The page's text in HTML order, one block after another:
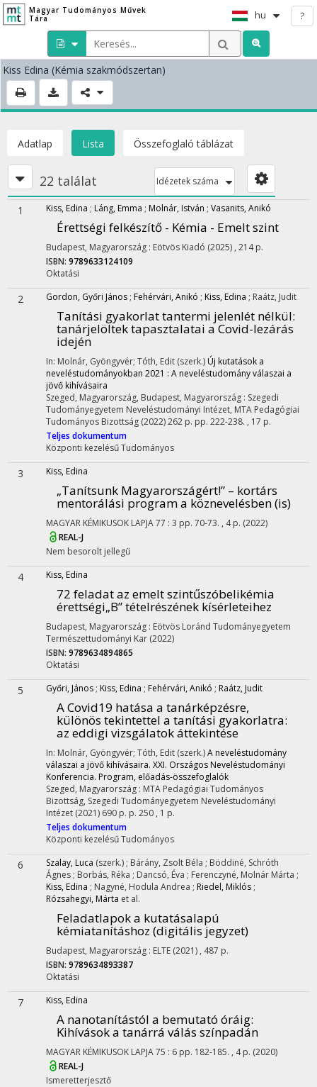
Magyar Tudományos Művek
Tára
hu ?
Kiss Edina (Kémia szakmódszertan)
Adatlap Lista Összefoglaló táblázat
22 találat Idézetek száma
1 Kiss, Edina ; Láng, Emma ; Molnár, István ; Vasanits, Anikó
Érettségi felkészítő - Kémia - Emelt szint
Budapest, Magyarország : Eötvös Kiadó (2025) , 214 p.
ISBN: 9789633124109
Oktatási
2 Gordon, Győri János ; Fehérvári, Anikó ; Kiss, Edina ; Raátz, Judit
Tanítási gyakorlat tantermi jelenlét nélkül:
tanárjelöltek tapasztalatai a Covid-lezárás
idején
In: Molnár, Gyöngyvér; Tóth, Edit (szerk.) Új kutatások a
neveléstudományokban 2021 : A neveléstudomány válaszai a
jövő kihívásaira
Szeged, Magyarország, Budapest, Magyarország : Szegedi
Tudományegyetem Neveléstudományi Intézet, MTA Pedagógiai
Tudományos Bizottság (2022)262 p. pp. 222-238. , 17 p.
Teljes dokumentum
Központi kezelésűTudományos
3 Kiss, Edina
„Tanítsunk Magyarországért!” – kortárs
mentorálási program a köznevelésben (is)
MAGYAR KÉMIKUSOK LAPJA77 : 3 pp. 70-73. , 4 p. (2022)
REAL-J
Nem besorolt jellegű
4 Kiss, Edina
72 feladat az emelt szintűszóbelikémia
érettségi„B” tételrészének kísérleteihez
Budapest, Magyarország : Eötvös Loránd Tudományegyetem
Természettudományi Kar (2022)
ISBN: 9789634894865
Oktatási
5 Győri, János ; Kiss, Edina ; Fehérvári, Anikó ; Raátz, Judit
A Covid19 hatása a tanárképzésre,
különös tekintettel a tanítási gyakorlatra:
az eddigi vizsgálatok áttekintése
In: Molnár, Gyöngyvér; Tóth, Edit (szerk.)A neveléstudomány
válaszai a jövő kihívásaira. XXI. Országos Neveléstudományi
Konferencia. Program, előadás-összefoglalók
Szeged, Magyarország : MTA Pedagógiai Tudományos
Bizottság, Szegedi Tudományegyetem Neveléstudományi
Intézet (2021) 690 p. p. 250 , 1 p.
Teljes dokumentum
Központi kezelésűTudományos
6 Szalay, Luca (szerk.) ; Bárány, Zsolt Béla ; Böddiné, Schróth
Ágnes ; Borbás, Réka ; Dancsó, Éva ; Ferenczyné, Molnár Márta ;
Kiss, Edina ; Nagyné, Hodula Andrea ; Riedel, Miklós ;
Rózsahegyi, Márta et al.
Feladatlapok a kutatásalapú
kémiatanításhoz (digitális jegyzet)
Budapest, Magyarország : ELTE (2021) , 487 p.
ISBN: 9789634893387
Oktatási
7 Kiss, Edina
A nanotanítástól a bemutató óráig:
Kihívások a tanárrá válás színpadán
MAGYAR KÉMIKUSOK LAPJA75 : 6 pp. 182-185. , 4 p. (2020)
REAL-J
Ismeretterjesztő